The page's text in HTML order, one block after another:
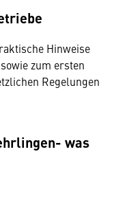
Hinweise
zum ersten
Regelungen
was